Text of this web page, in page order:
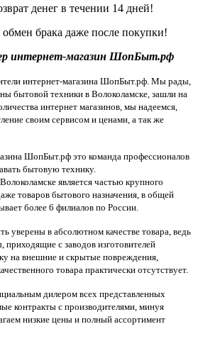
денег в течении 14 дней!
брака даже после покупки!
интернет-магазин ШопБыт.рф
интернет-магазина ШопБыт.рф. Мы рады,
бытовой техники в Волоколамске, зашли на
интернет магазинов, мы надеемся,
своим сервисом и ценами, а так же
ШопБыт.рф это команда профессионалов
бытовую технику.
является частью крупного
товаров бытового назначения, в общей
более 6 филиалов по России.
уверены в абсолютном качестве товара, ведь
приходящие с заводов изготовителей
на внешние и скрытые повреждения,
товара практически отсутствует.
дилером всех представленных
контракты с производителями, минуя
низкие цены и полный ассортимент